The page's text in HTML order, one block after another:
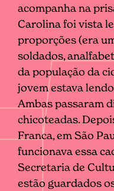
acompanha na
Carolina foi vista
proporções (era
soldados,
da população da
jovem estava
Ambas passaram
chicoteadas.
Franca, em São
funcionava essa
Secretaria de
estão guardados